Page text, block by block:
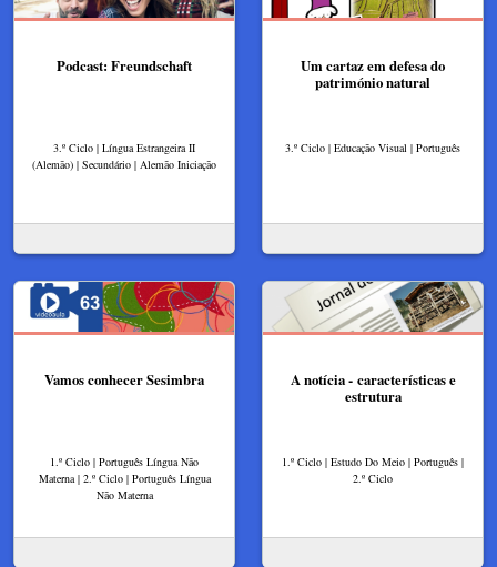
Podcast: Freundschaft
3.º Ciclo | Língua Estrangeira II
(Alemão) | Secundário | Alemão Iniciação
Um cartaz em defesa do
património natural
3.º Ciclo | Educação Visual | Português
Vamos conhecer Sesimbra
1.º Ciclo | Português Língua Não
Materna | 2.º Ciclo | Português Língua
Não Materna
A notícia - características e
estrutura
1.º Ciclo | Estudo Do Meio | Português |
2.º Ciclo